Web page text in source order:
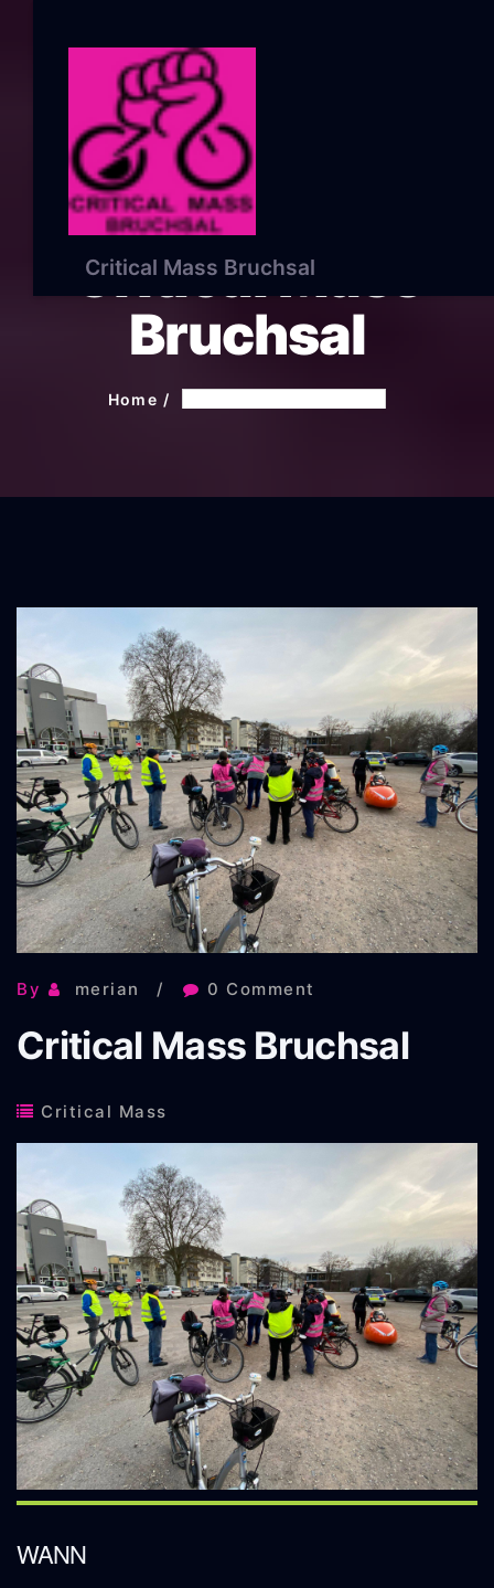
Critical Mass Bruchsal
Critical Mass
Bruchsal
Home
By merian 0 Comment
Critical Mass Bruchsal
Critical Mass
WANN